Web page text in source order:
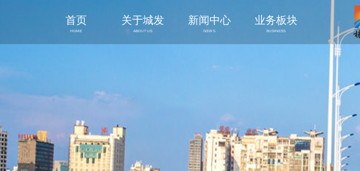
首页
HOME
关于城发
ABOUT US
新闻中心
NEWS
业务板块
BUSINESS